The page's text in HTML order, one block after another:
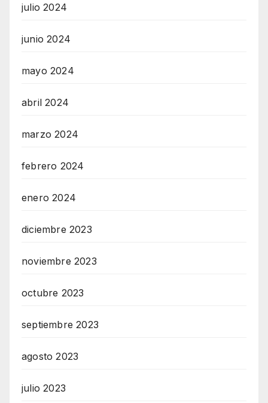
julio 2024
junio 2024
mayo 2024
abril 2024
marzo 2024
febrero 2024
enero 2024
diciembre 2023
noviembre 2023
octubre 2023
septiembre 2023
agosto 2023
julio 2023